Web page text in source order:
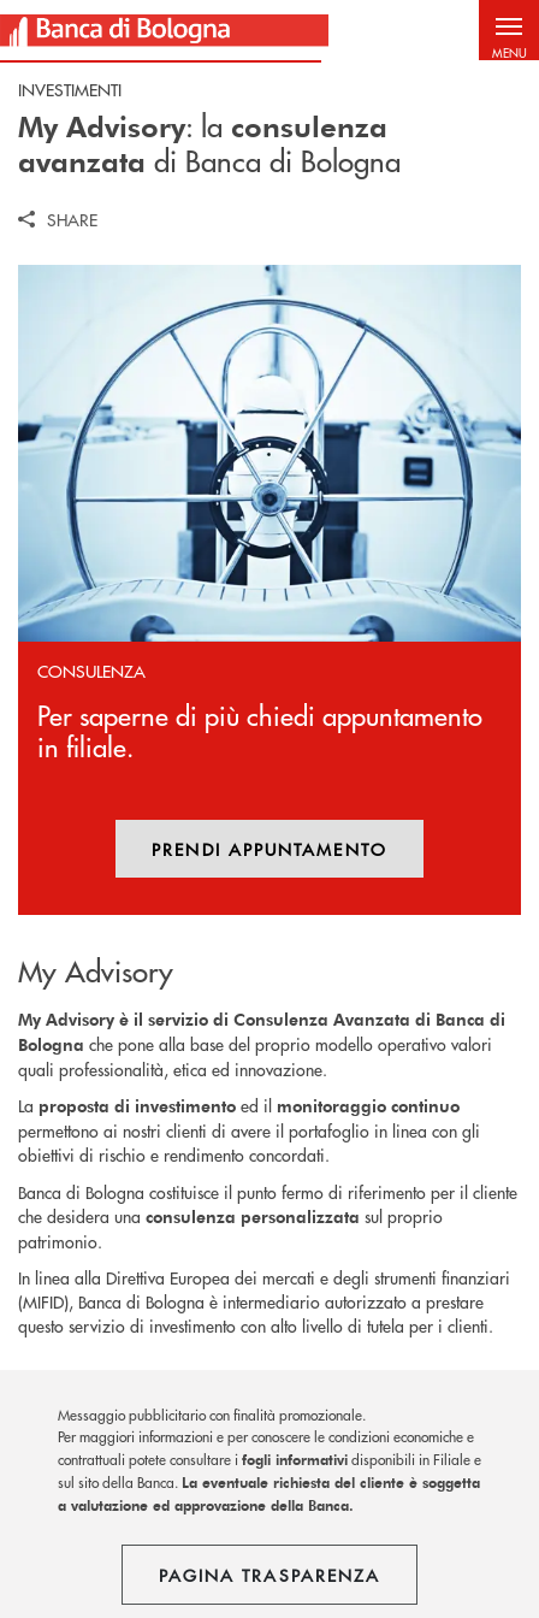
Salta al contenuto principale
MENU
INVESTIMENTI
My Advisory: la consulenza
avanzata di Banca di Bologna
SHARE
CONSULENZA
Per saperne di più chiedi appuntamento
in filiale.
PRENDI APPUNTAMENTO
My Advisory
My Advisory è il servizio di Consulenza Avanzata di Banca di
Bologna che pone alla base del proprio modello operativo valori
quali professionalità, etica ed innovazione.
La proposta di investimento ed il monitoraggio continuo
permettono ai nostri clienti di avere il portafoglio in linea con gli
obiettivi di rischio e rendimento concordati.
Banca di Bologna costituisce il punto fermo di riferimento per il cliente
che desidera una consulenza personalizzata sul proprio
patrimonio.
In linea alla Direttiva Europea dei mercati e degli strumenti finanziari
(MIFID), Banca di Bologna è intermediario autorizzato a prestare
questo servizio di investimento con alto livello di tutela per i clienti.
Messaggio pubblicitario con finalità promozionale.
Per maggiori informazioni e per conoscere le condizioni economiche e
contrattuali potete consultare ifogli informatividisponibili in Filiale e
sul sito della Banca. La eventuale richiesta del cliente è soggetta
a valutazione ed approvazione della Banca.
PAGINA TRASPARENZA